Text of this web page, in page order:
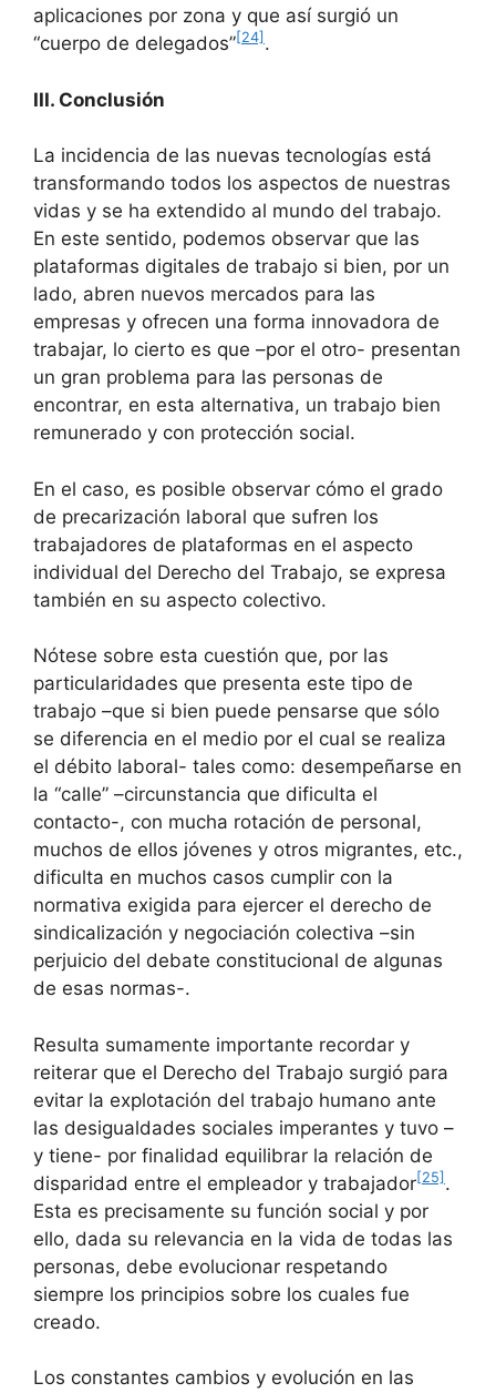
aplicaciones por zona y que así surgió un
“cuerpo de delegados”[24] .
III. Conclusión
La incidencia de las nuevas tecnologías está
transformando todos los aspectos de nuestras
vidas y se ha extendido al mundo del trabajo.
En este sentido, podemos observar que las
plataformas digitales de trabajo si bien, por un
lado, abren nuevos mercados para las
empresas y ofrecen una forma innovadora de
trabajar, lo cierto es que –por el otro- presentan
un gran problema para las personas de
encontrar, en esta alternativa, un trabajo bien
remunerado y con protección social.
En el caso, es posible observar cómo el grado
de precarización laboral que sufren los
trabajadores de plataformas en el aspecto
individual del Derecho del Trabajo, se expresa
también en su aspecto colectivo.
Nótese sobre esta cuestión que, por las
particularidades que presenta este tipo de
trabajo –que si bien puede pensarse que sólo
se diferencia en el medio por el cual se realiza
el débito laboral- tales como: desempeñarse en
la “calle” –circunstancia que dificulta el
contacto-, con mucha rotación de personal,
muchos de ellos jóvenes y otros migrantes, etc.,
dificulta en muchos casos cumplir con la
normativa exigida para ejercer el derecho de
sindicalización y negociación colectiva –sin
perjuicio del debate constitucional de algunas
de esas normas-.
Resulta sumamente importante recordar y
reiterar que el Derecho del Trabajo surgió para
evitar la explotación del trabajo humano ante
las desigualdades sociales imperantes y tuvo –
y tiene- por finalidad equilibrar la relación de
disparidad entre el empleador y trabajador[25] .
Esta es precisamente su función social y por
ello, dada su relevancia en la vida de todas las
personas, debe evolucionar respetando
siempre los principios sobre los cuales fue
creado.
Los constantes cambios y evolución en las